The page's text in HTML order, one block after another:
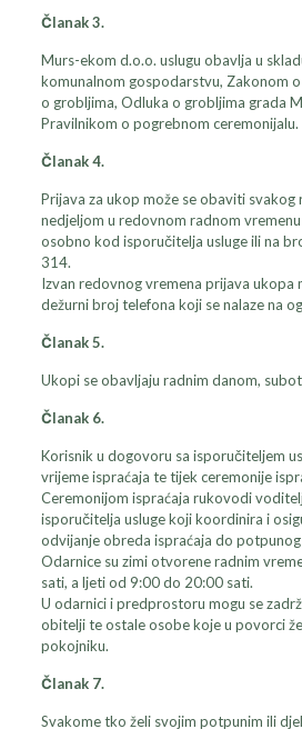
Članak 3.
Murs-ekom d.o.o. uslugu obavlja u
komunalnom gospodarstvu, Zakonom
o grobljima, Odluka o grobljima grada
Pravilnikom o pogrebnom ceremonijalu.
Članak 4.
Prijava za ukop može se obaviti
nedjeljom u redovnom radnom
osobno kod isporučitelja usluge ili na
314.
Izvan redovnog vremena prijava ukopa
dežurni broj telefona koji se nalaze na
Članak 5.
Ukopi se obavljaju radnim danom,
Članak 6.
Korisnik u dogovoru sa isporučiteljem
vrijeme ispraćaja te tijek ceremonije
Ceremonijom ispraćaja rukovodi
isporučitelja usluge koji koordinira i
odvijanje obreda ispraćaja do
Odarnice su zimi otvorene radnim
sati, a ljeti od 9:00 do 20:00 sati.
U odarnici i predprostoru mogu se
obitelji te ostale osobe koje u povorci
pokojniku.
Članak 7.
Svakome tko želi svojim potpunim ili